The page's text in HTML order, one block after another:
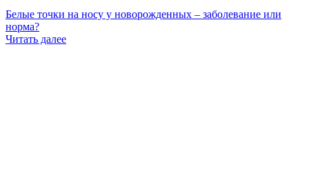
Белые точки на носу у новорожденных – заболевание или
норма?
Читать далее